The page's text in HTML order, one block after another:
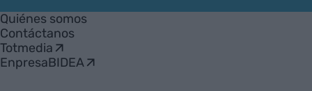
Empresa
Quiénes somos
Contáctanos
Totmedia
EnpresaBIDEA